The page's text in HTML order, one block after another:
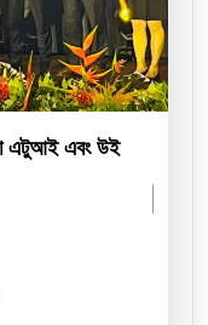
এটুআই এবং উই